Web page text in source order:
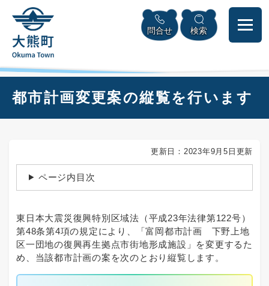
頭
メニューを飛ばして本文へ
問合せ 検索
都市計画変更案の縦覧を行います
更新日：2023年9月5日更新
ページ内目次
東日本大震災復興特別区域法（平成23年法律第122号）
第48条第4項の規定により、「富岡都市計画 下野上地
区一団地の復興再生拠点市街地形成施設」を変更するた
め、当該都市計画の案を次のとおり縦覧します。